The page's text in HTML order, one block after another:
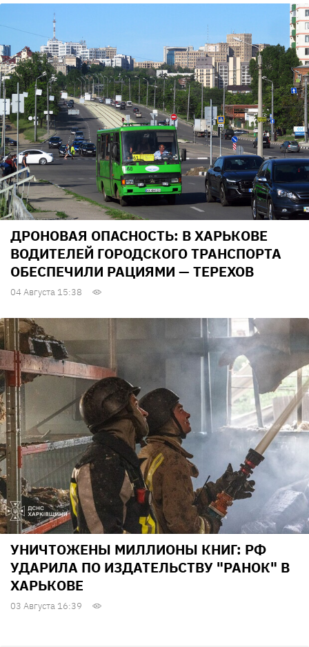
ДРОНОВАЯ ОПАСНОСТЬ: В ХАРЬКОВЕ
ВОДИТЕЛЕЙ ГОРОДСКОГО ТРАНСПОРТА
ОБЕСПЕЧИЛИ РАЦИЯМИ — ТЕРЕХОВ
04 Августа 15:38
УНИЧТОЖЕНЫ МИЛЛИОНЫ КНИГ: РФ
УДАРИЛА ПО ИЗДАТЕЛЬСТВУ "РАНОК" В
ХАРЬКОВЕ
03 Августа 16:39